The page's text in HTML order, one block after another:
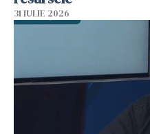
31 IULIE 2026